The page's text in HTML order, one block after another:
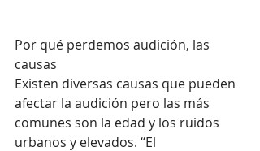
Por qué perdemos audición, las
causas
Existen diversas causas que pueden
afectar la audición pero las más
comunes son la edad y los ruidos
urbanos y elevados. “El